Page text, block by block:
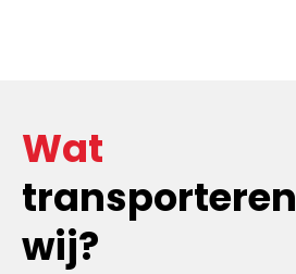
Wat
transporteren
wij?